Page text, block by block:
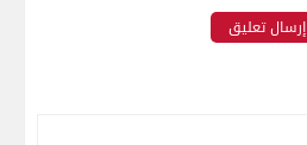
إرسال تعليق